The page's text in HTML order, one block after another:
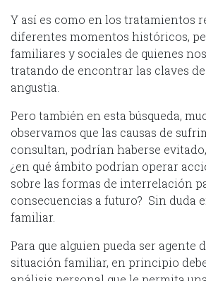
Y así es como en los tratamientos
diferentes momentos históricos,
familiares y sociales de quienes
tratando de encontrar las claves
angustia.
Pero también en esta búsqueda,
observamos que las causas de
consultan, podrían haberse
¿en qué ámbito podrían operar
sobre las formas de interrelación
consecuencias a futuro? Sin duda
familiar.
Para que alguien pueda ser agente
situación familiar, en principio